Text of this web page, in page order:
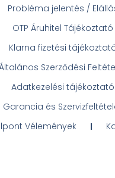
Probléma jelentés /
OTP Áruhitel Tájékoztató
Klarna fizetési
Szerződési
Adatkezelési tájékoztató
Garancia és
Vélemények